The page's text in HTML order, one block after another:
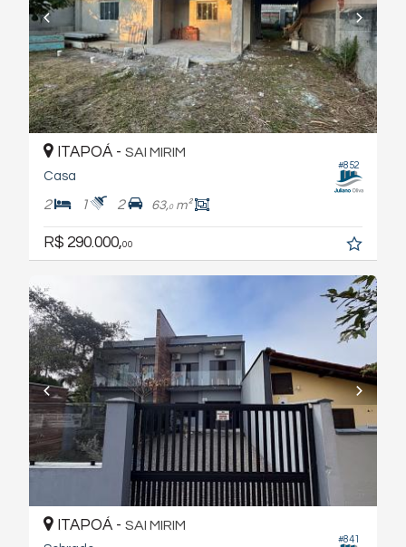
#852
ITAPOÁ - SAI MIRIM
Casa
2 1 2 63,0m²
R$ 290.000,00
#841
ITAPOÁ - SAI MIRIM